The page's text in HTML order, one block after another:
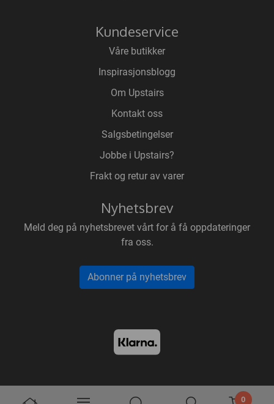
0
Kundeservice
Våre butikker
Inspirasjonsblogg
Om Upstairs
Kontakt oss
Salgsbetingelser
Jobbe i Upstairs?
Frakt og retur av varer
Nyhetsbrev
Meld deg på nyhetsbrevet vårt for å få oppdateringer
fra oss.
Abonner på nyhetsbrev